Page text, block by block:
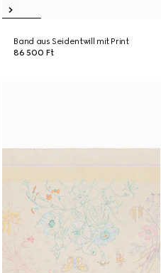
Band aus Seidentwill mit Print
86 500 Ft